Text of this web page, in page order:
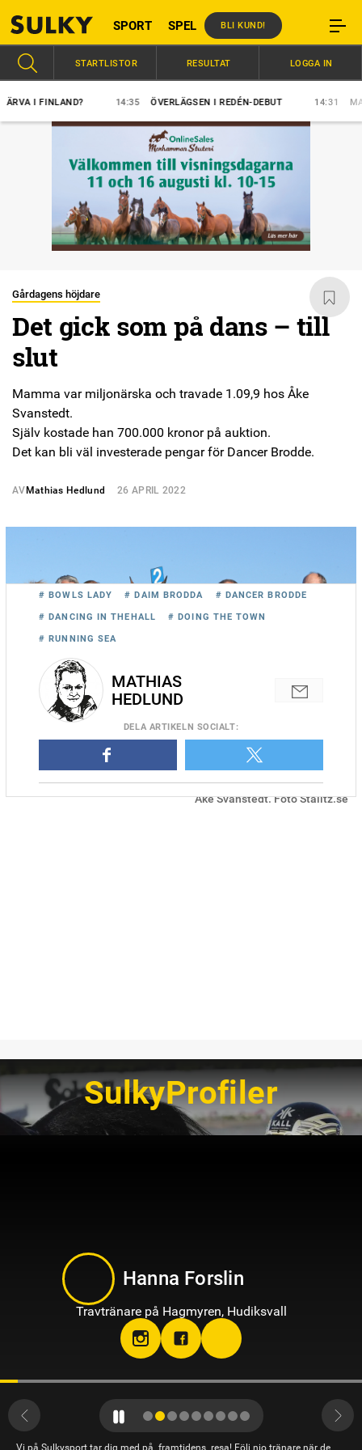
SPORT SPEL BLI KUND!
I FINLAND? 14:35 ÖVERLÄGSEN I REDÉN-DEBUT 14:31
STARTLISTOR RESULTAT LOGGA IN
Gårdagens höjdare
Det gick som på dans – till
slut
Mamma var miljonärska och travade 1.09,9 hos Åke
Svanstedt.
Själv kostade han 700.000 kronor på auktion.
Det kan bli väl investerade pengar för Dancer Brodde.
AVMathias Hedlund 26 APRIL 2022
Dancing In Thehall efter försöksseger i Kentucky Futurity i regi
Åke Svanstedt. Foto Stalltz.se
# BOWLS LADY # DAIM BRODDA # DANCER BRODDE
# DANCING IN THEHALL # DOING THE TOWN
# RUNNING SEA
MATHIAS
HEDLUND
DELA ARTIKELN SOCIALT:
SulkyProfiler
Hanna Forslin
Travtränare på Hagmyren, Hudiksvall
Vi på Sulkysport tar dig med på framtidens resa! Följ nio tränare när de